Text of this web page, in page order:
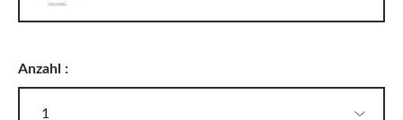
Anzahl :